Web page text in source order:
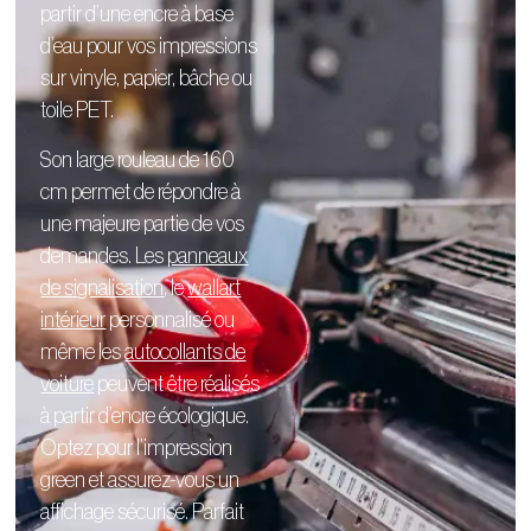
partir d’une encre à base
d’eau pour vos impressions
sur vinyle, papier, bâche ou
toile PET.
Son large rouleau de 160
cm permet de répondre à
une majeure partie de vos
demandes. Les panneaux
de signalisation, lewallart
intérieur personnaliséou
même lesautocollants de
voiture peuvent être réalisés
à partir d’encre écologique.
Optez pour l’impression
green et assurez-vous un
affichage sécurisé. Parfait